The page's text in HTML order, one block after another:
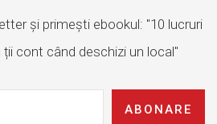
și primești ebookul: "10 lucruri
cont când deschizi un local"
ABONARE